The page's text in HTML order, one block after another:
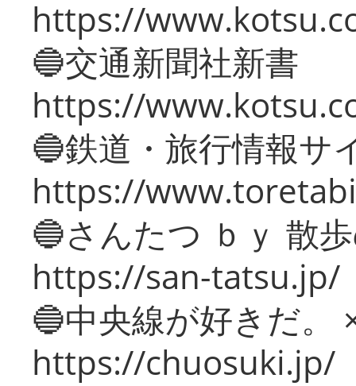
https://
🔵交通新聞社新書
https://
🔵鉄道・旅行情報サ
https://
🔵さんたつ ｂｙ 散
https://san-tatsu.jp/
🔵中央線が好きだ。
https://chuosuki.jp/